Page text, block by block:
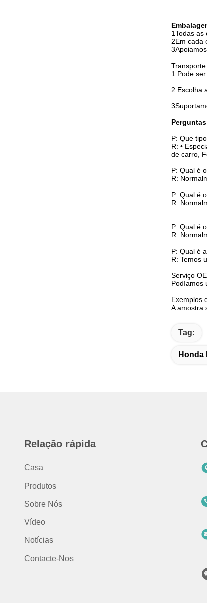
1Todas as
2Em cada
1.Pode
2.Escolha
P: Que
R: •
de carro,
P: Qual é
R:
P: Qual é
R:
P: Qual é
R:
P: Qual é
R: Temos
Serviço
Podíamos
Exemplos
A amostra
Tag:
Honda
Relação rápida
Casa
Produtos
Sobre Nós
Vídeo
Notícias
Contacte-Nos